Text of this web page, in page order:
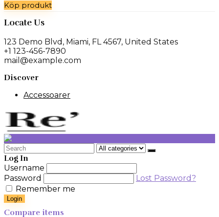
priset
var:
priset
Köp produkt
Locate Us
123 Demo Blvd, Miami, FL 4567, United States
+1 123-456-7890
mail@example.com
Discover
Accessoarer
Search
for:
Log In
Username
Password
Lost Password?
Remember me
Login
Compare items